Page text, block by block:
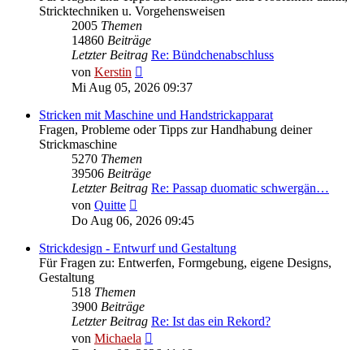
Stricktechniken u. Vorgehensweisen
2005 Themen
14860 Beiträge
Letzter Beitrag Re: Bündchenabschluss
von Kerstin
Beitrag
Mi Aug 05, 2026 09:37
Stricken mit Maschine und Handstrickapparat
Fragen, Probleme oder Tipps zur Handhabung deiner
Strickmaschine
5270 Themen
39506 Beiträge
Letzter Beitrag Re: Passap duomatic schwergän…
von Quitte
Beitrag
Do Aug 06, 2026 09:45
Strickdesign - Entwurf und Gestaltung
Für Fragen zu: Entwerfen, Formgebung, eigene Designs,
Gestaltung
518 Themen
3900 Beiträge
Letzter Beitrag Re: Ist das ein Rekord?
von Michaela